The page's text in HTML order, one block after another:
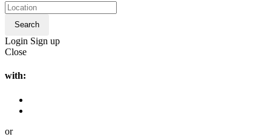
Search
Login Sign up
Close
with:
or